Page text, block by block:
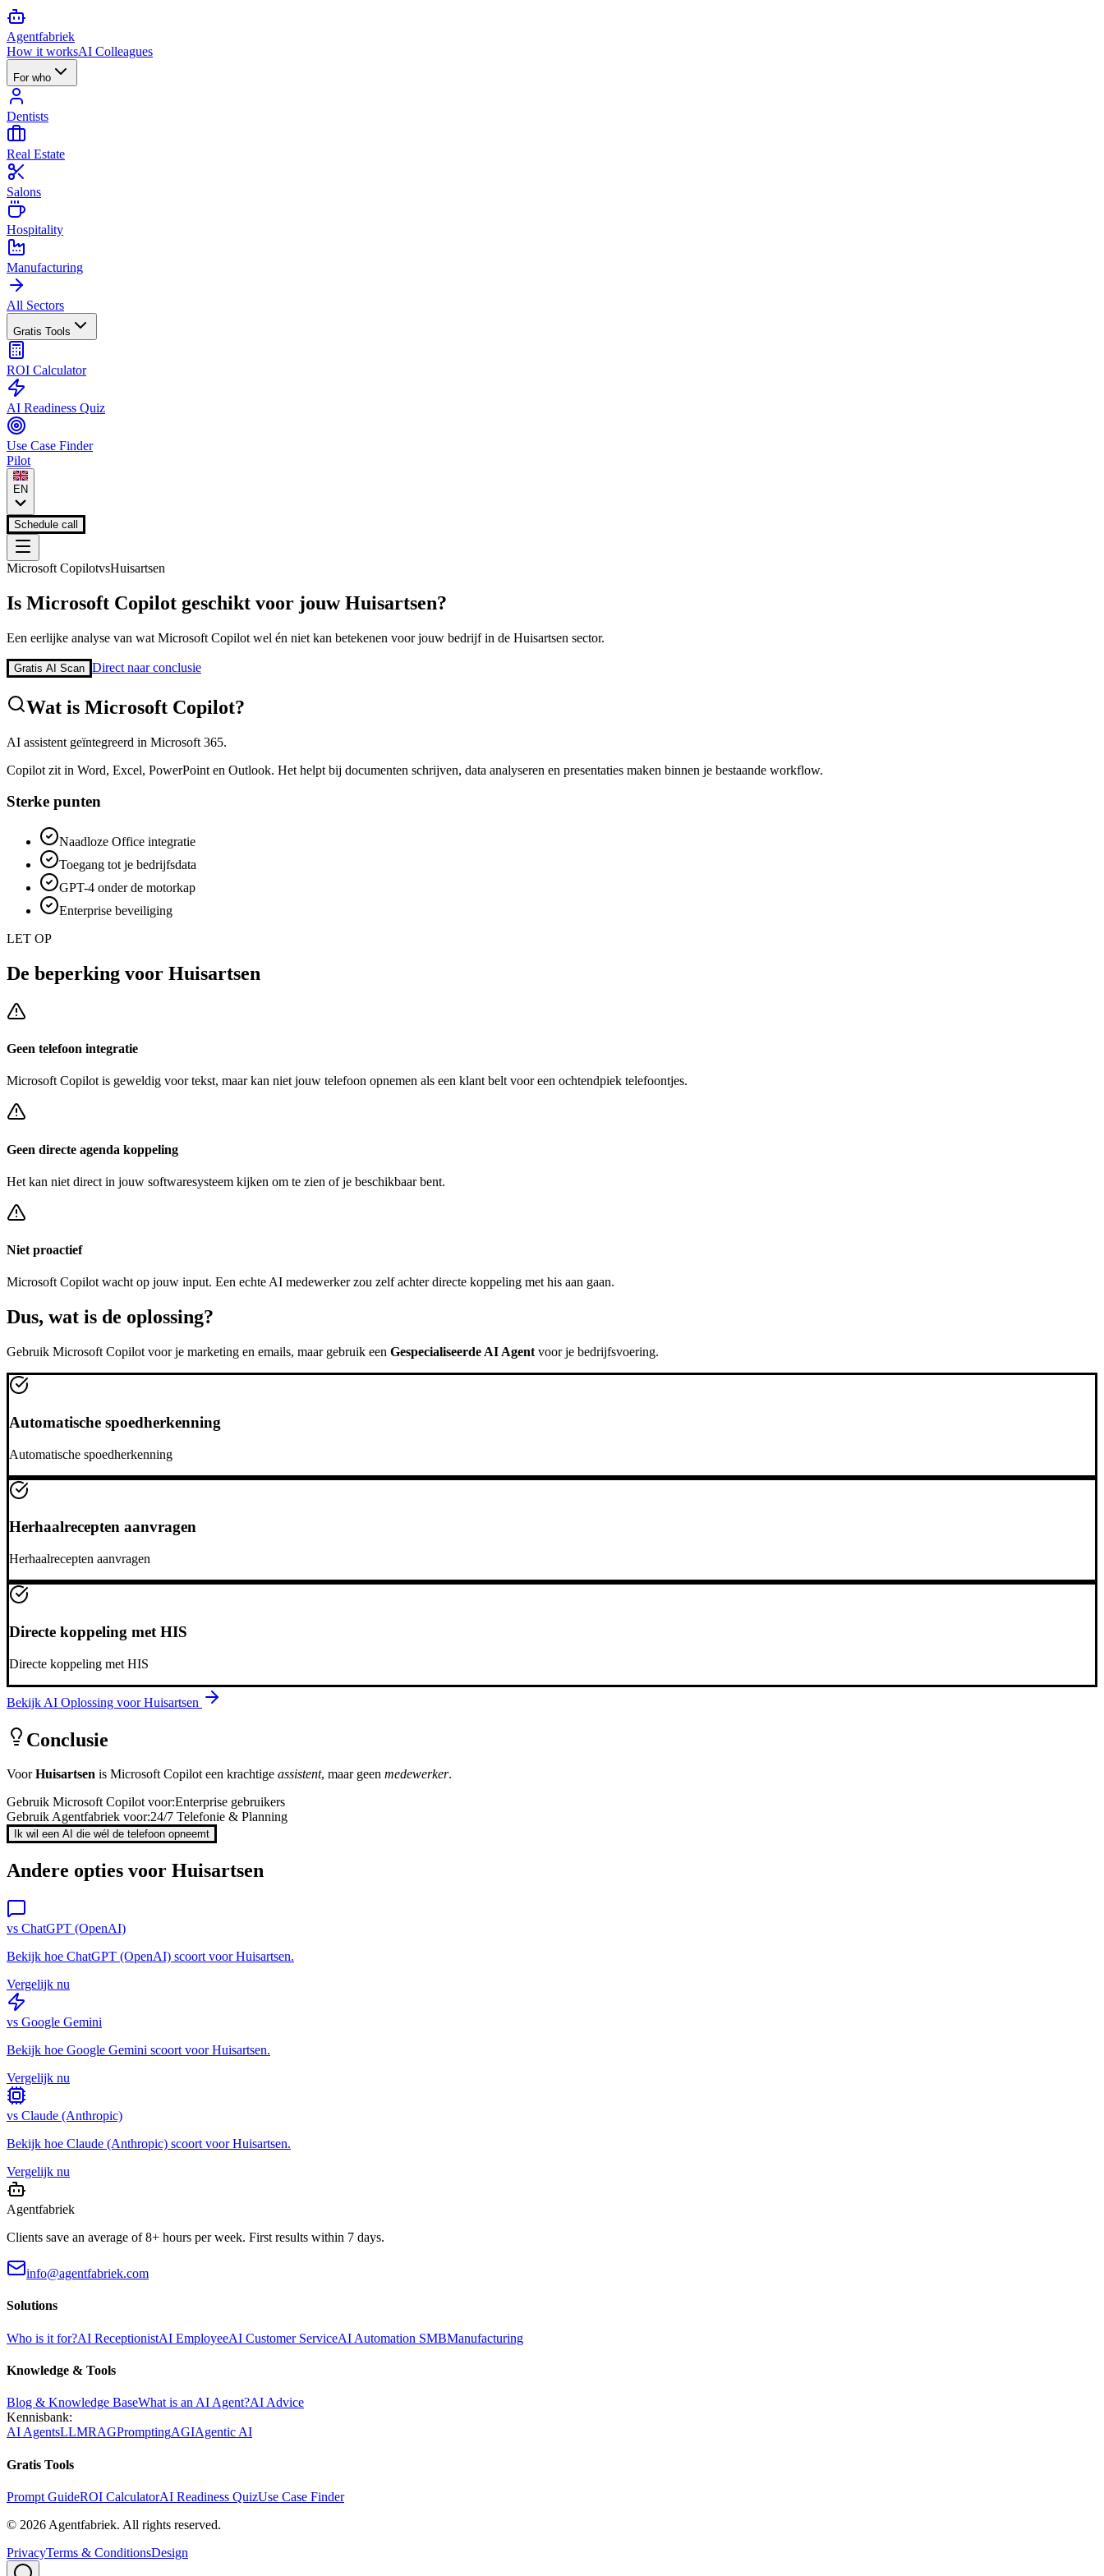
Agentfabriek
How it worksAI Colleagues
For who
Dentists
Real Estate
Salons
Hospitality
Manufacturing
All Sectors
Gratis Tools
ROI Calculator
AI Readiness Quiz
Use Case Finder
Pilot
EN
Schedule call
Microsoft CopilotvsHuisartsen
Is Microsoft Copilot geschikt voor jouwHuisartsen?
Een eerlijke analyse van wat Microsoft Copilot wel én niet kan betekenen voor jouw bedrijf in de Huisartsen sector.
Gratis AI Scan Direct naar conclusie
Wat is Microsoft Copilot?
AI assistent geïntegreerd in Microsoft 365.
Copilot zit in Word, Excel, PowerPoint en Outlook. Het helpt bij documenten schrijven, data analyseren en presentaties maken binnen je bestaande workflow.
Sterke punten
Naadloze Office integratie
Toegang tot je bedrijfsdata
GPT-4 onder de motorkap
Enterprise beveiliging
LET OP
De beperking voor Huisartsen
Geen telefoon integratie
Microsoft Copilotis geweldig voor tekst, maar kan niet jouw telefoon opnemen als een klant belt voor een ochtendpiek telefoontjes.
Geen directe agenda koppeling
Het kan niet direct in jouw softwaresysteem kijken om te zien of je beschikbaar bent.
Niet proactief
Microsoft Copilotwacht op jouw input. Een echte AI medewerker zou zelf achterdirecte koppeling met his aan gaan.
Dus, wat is de oplossing?
Gebruik Microsoft Copilot voor je marketing en emails, maar gebruik een Gespecialiseerde AI Agent voor je bedrijfsvoering.
Automatische spoedherkenning
Automatische spoedherkenning
Herhaalrecepten aanvragen
Herhaalrecepten aanvragen
Directe koppeling met HIS
Directe koppeling met HIS
Bekijk AI Oplossing voorHuisartsen
Conclusie
VoorHuisartsen is Microsoft Copiloteen krachtige assistent, maar geen medewerker.
Gebruik Microsoft Copilotvoor:Enterprise gebruikers
Gebruik Agentfabriek voor:24/7 Telefonie & Planning
Ik wil een AI die wél de telefoon opneemt
Andere opties voor Huisartsen
vs ChatGPT (OpenAI)
Bekijk hoe ChatGPT (OpenAI) scoort voorHuisartsen.
Vergelijk nu
vs Google Gemini
Bekijk hoe Google Gemini scoort voorHuisartsen.
Vergelijk nu
vs Claude (Anthropic)
Bekijk hoe Claude (Anthropic) scoort voorHuisartsen.
Vergelijk nu
Agentfabriek
Clients save an average of 8+ hours per week. First results within 7 days.
info@agentfabriek.com
Solutions
Who is it for?AI ReceptionistAI EmployeeAI Customer ServiceAI Automation SMBManufacturing
Knowledge & Tools
Blog & Knowledge BaseWhat is an AI Agent?AI Advice
Kennisbank:
AI AgentsLLMRAGPromptingAGIAgentic AI
Gratis Tools
Prompt GuideROI CalculatorAI Readiness QuizUse Case Finder
© 2026 Agentfabriek. All rights reserved.
PrivacyTerms & ConditionsDesign